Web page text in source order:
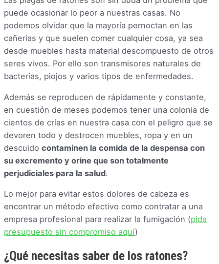
puede ocasionar lo peor a nuestras casas. No
podemos olvidar que la mayoría pernoctan en las
cañerías y que suelen comer cualquier cosa, ya sea
desde muebles hasta material descompuesto de otros
seres vivos. Por ello son transmisores naturales de
bacterias, piojos y varios tipos de enfermedades.
Además se reproducen de rápidamente y constante,
en cuestión de meses podemos tener una colonia de
cientos de crías en nuestra casa con el peligro que se
devoren todo y destrocen muebles, ropa y en un
descuido contaminen la comida de la despensa con
su excremento y orine que son totalmente
perjudiciales para la salud.
Lo mejor para evitar estos dolores de cabeza es
encontrar un método efectivo como contratar a una
empresa profesional para realizar la fumigación (pida
presupuesto sin compromiso aquí)
¿Qué necesitas saber de los ratones?